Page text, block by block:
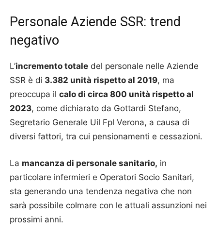
Personale Aziende SSR: trend
negativo
L’incremento totale del personale nelle Aziende
SSR è di 3.382 unità rispetto al 2019, ma
preoccupa il calo di circa 800 unità rispetto al
2023, come dichiarato da Gottardi Stefano,
Segretario Generale Uil Fpl Verona, a causa di
diversi fattori, tra cui pensionamenti e cessazioni.
La mancanza di personale sanitario, in
particolare infermieri e Operatori Socio Sanitari,
sta generando una tendenza negativa che non
sarà possibile colmare con le attuali assunzioni nei
prossimi anni.